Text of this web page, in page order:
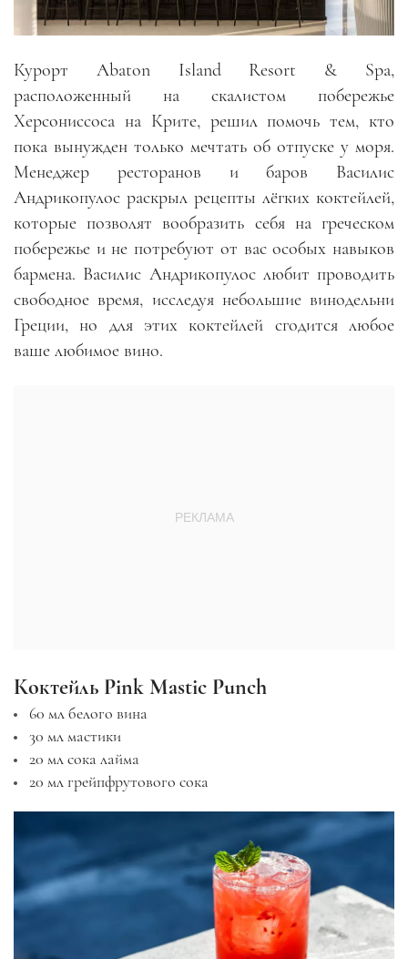
Курорт Abaton Island Resort & Spa,
расположенный на скалистом побережье
Херсониссоса на Крите, решил помочь тем, кто
пока вынужден только мечтать об отпуске у моря.
Менеджер ресторанов и баров Василис
Андрикопулос раскрыл рецепты лёгких коктейлей,
которые позволят вообразить себя на греческом
побережье и не потребуют от вас особых навыков
бармена. Василис Андрикопулос любит проводить
свободное время, исследуя небольшие винодельни
Греции, но для этих коктейлей сгодится любое
ваше любимое вино.
Коктейль Pink Mastic Punch
60 мл белого вина
30 мл мастики
20 мл сока лайма
20 мл грейпфрутового сока